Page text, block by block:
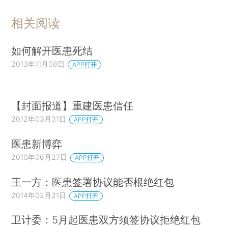
相关阅读
如何解开医患死结
2013年11月08日 APP打开
【封面报道】重建医患信任
2012年03月31日 APP打开
医患新博弈
2010年06月27日 APP打开
王一方：医患签署协议能否根绝红包
2014年02月21日 APP打开
卫计委：5月起医患双方须签协议拒绝红包